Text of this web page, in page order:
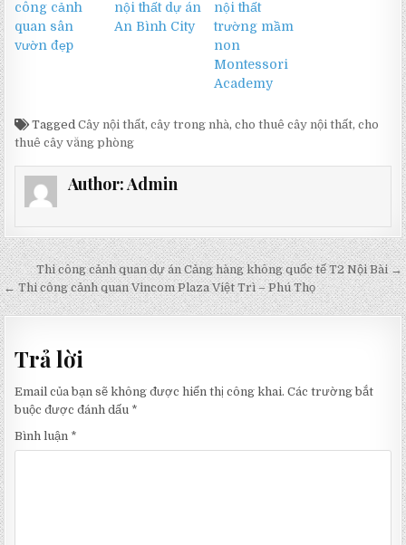
công cảnh
quan sân
vườn đẹp
nội thất dự án
An Bình City
nội thất
trường mầm
non
Montessori
Academy
TaggedCây nội thất,cây trong nhà,cho thuê cây nội thất,cho
thuê cây văng phòng
Author:Admin
Điều
hướng
bài
viết
Thi công cảnh quan dự án Cảng hàng không quốc tế T2 Nội Bài →
← Thi công cảnh quan Vincom Plaza Việt Trì – Phú Thọ
Trả lời
Email của bạn sẽ không được hiển thị công khai. Các trường bắt
buộc được đánh dấu *
Bình luận *